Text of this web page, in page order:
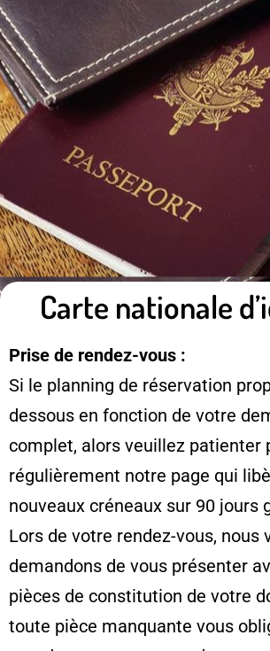
Carte nationale
Prise de rendez-vous :
Si le planning de réservation
dessous en fonction de votre
complet, alors veuillez patienter
régulièrement notre page qui
nouveaux créneaux sur 90 jours
Lors de votre rendez-vous, nous
demandons de vous présenter
pièces de constitution de votre
toute pièce manquante vous